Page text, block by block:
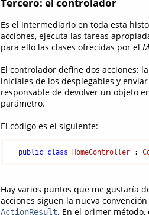
Es el intermediario en toda esta
acciones, ejecuta las tareas
para ello las clases ofrecidas por el
El controlador define dos acciones:
iniciales de los desplegables y
responsable de devolver un objeto
parámetro.
El código es el siguiente:
public class HomeController :
Hay varios puntos que me gustaría
acciones siguen la nueva
ActionResult. En el primer